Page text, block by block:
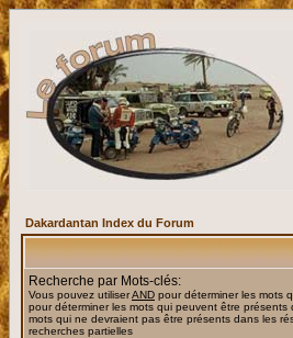
Dakardantan Index du Forum
Recherche par Mots-clés:
Vous pouvez utiliserAND pour déterminer les mots
pour déterminer les mots qui peuvent être présents
mots qui ne devraient pas être présents dans les
recherches partielles